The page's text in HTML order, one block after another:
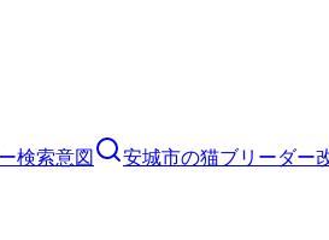
検索意図 安城市の猫ブリーダー